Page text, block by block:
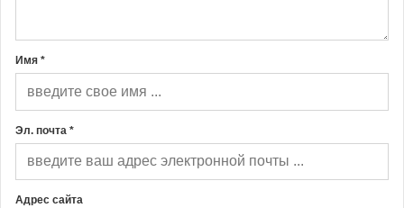
Имя *
Эл. почта *
Адрес сайта